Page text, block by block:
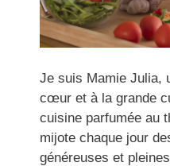
Je suis Mamie Julia,
cœur et à la grande
cuisine parfumée au
mijote chaque jour
généreuses et